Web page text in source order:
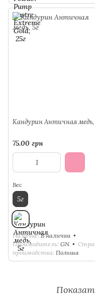
Кандурин Античная медь,
75.00 грн
Вес
5г
Наличие В наличии
Производитель GN
производства Польша